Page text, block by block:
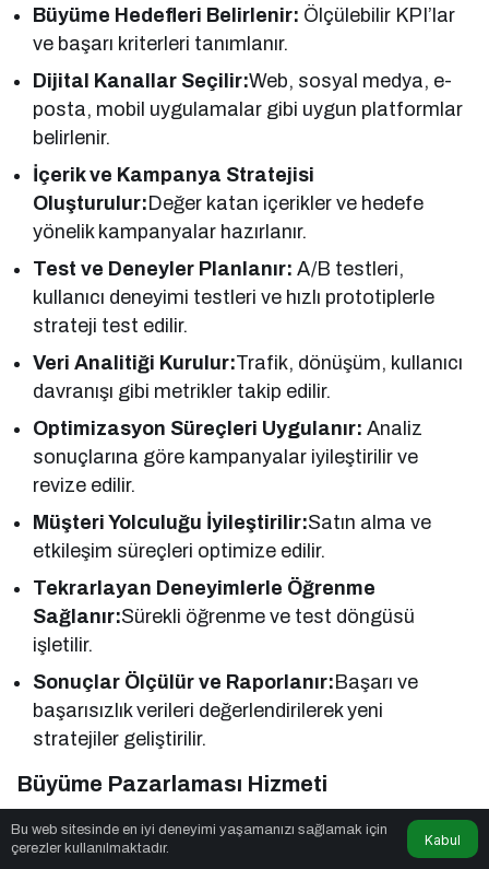
Büyüme Hedefleri Belirlenir: Ölçülebilir KPI’lar
ve başarı kriterleri tanımlanır.
Dijital Kanallar Seçilir:Web, sosyal medya, e-
posta, mobil uygulamalar gibi uygun platformlar
belirlenir.
İçerik ve Kampanya Stratejisi
Oluşturulur: Değer katan içerikler ve hedefe
yönelik kampanyalar hazırlanır.
Test ve Deneyler Planlanır:A/B testleri,
kullanıcı deneyimi testleri ve hızlı prototiplerle
strateji test edilir.
Veri Analitiği Kurulur:Trafik, dönüşüm, kullanıcı
davranışı gibi metrikler takip edilir.
Optimizasyon Süreçleri Uygulanır:Analiz
sonuçlarına göre kampanyalar iyileştirilir ve
revize edilir.
Müşteri Yolculuğu İyileştirilir:Satın alma ve
etkileşim süreçleri optimize edilir.
Tekrarlayan Deneyimlerle Öğrenme
Sağlanır:Sürekli öğrenme ve test döngüsü
işletilir.
Sonuçlar Ölçülür ve Raporlanır: Başarı ve
başarısızlık verileri değerlendirilerek yeni
stratejiler geliştirilir.
Büyüme Pazarlaması Hizmeti
Büyüme Pazarlaması (Growth Marketing)
Hizmeti; işletmelerin veri odaklı çevik pazarlama
Bu web sitesinde en iyi deneyimi yaşamanızı sağlamak için
çerezler kullanılmaktadır.
Kabul